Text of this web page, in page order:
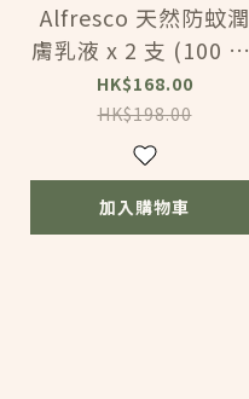
Alfresco 天然防蚊潤
膚乳液 x 2 支 (100 ml
x 2 ) (AC350A)
HK$168.00
HK$198.00
加入購物車